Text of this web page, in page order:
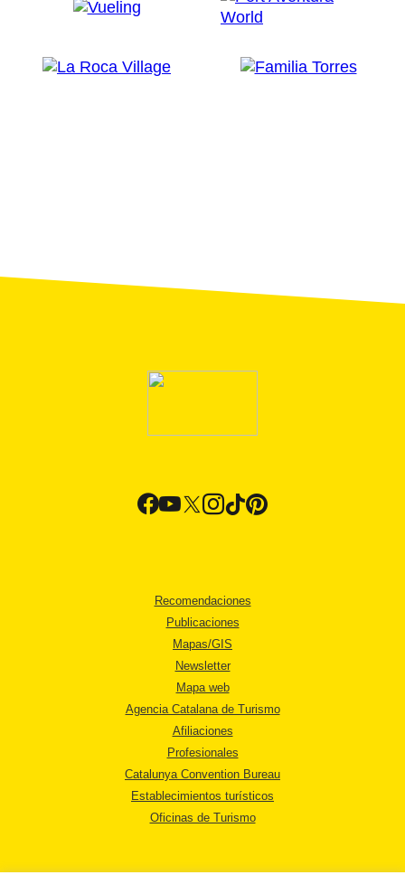
Recomendaciones
Publicaciones
Mapas/GIS
Newsletter
Mapa web
Agencia Catalana de Turismo
Afiliaciones
Profesionales
Catalunya Convention Bureau
Establecimientos turísticos
Oficinas de Turismo